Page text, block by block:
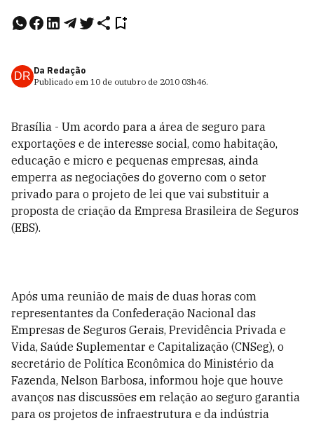
DR Da Redação
Publicado em 10 de outubro de 2010 03h46.
Brasília - Um acordo para a área de seguro para
exportações e de interesse social, como habitação,
educação e micro e pequenas empresas, ainda
emperra as negociações do governo com o setor
privado para o projeto de lei que vai substituir a
proposta de criação da Empresa Brasileira de Seguros
(EBS).
Após uma reunião de mais de duas horas com
representantes da Confederação Nacional das
Empresas de Seguros Gerais, Previdência Privada e
Vida, Saúde Suplementar e Capitalização (CNSeg), o
secretário de Política Econômica do Ministério da
Fazenda, Nelson Barbosa, informou hoje que houve
avanços nas discussões em relação ao seguro garantia
para os projetos de infraestrutura e da indústria